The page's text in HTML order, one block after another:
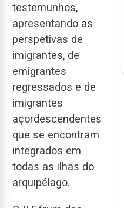
testemunhos,
apresentando as
perspetivas de
imigrantes, de
emigrantes
regressados e de
imigrantes
açordescendentes
que se encontram
integrados em
todas as ilhas do
arquipélago.